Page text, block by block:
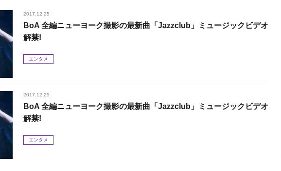
2017.12.25
BoA 全編ニューヨーク撮影の最新曲「Jazzclub」ミュージックビデオ
解禁!
エンタメ
2017.12.25
BoA 全編ニューヨーク撮影の最新曲「Jazzclub」ミュージックビデオ
解禁!
エンタメ